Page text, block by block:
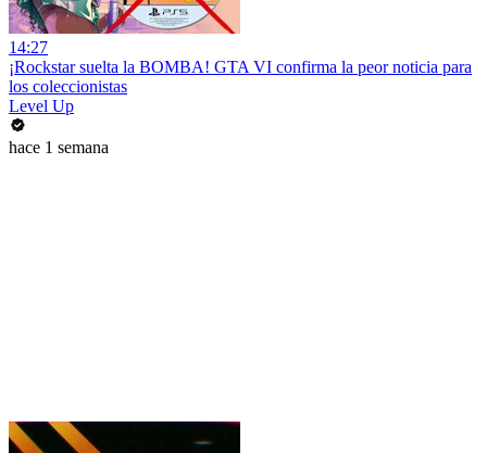
14:27
¡Rockstar suelta la BOMBA! GTA VI confirma la peor noticia para
los coleccionistas
Level Up
hace 1 semana